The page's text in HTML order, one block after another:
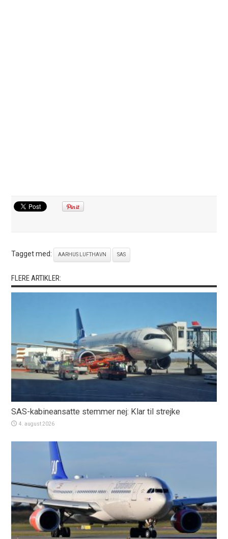
Tagget med: AARHUS LUFTHAVN SAS
FLERE ARTIKLER:
SAS-kabineansatte stemmer nej: Klar til strejke
4. august 2026